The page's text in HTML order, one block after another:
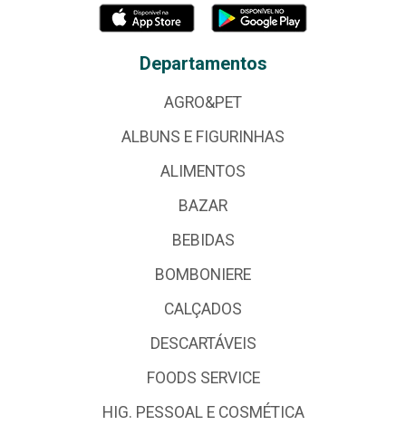
Departamentos
AGRO&PET
ALBUNS E FIGURINHAS
ALIMENTOS
BAZAR
BEBIDAS
BOMBONIERE
CALÇADOS
DESCARTÁVEIS
FOODS SERVICE
HIG. PESSOAL E COSMÉTICA